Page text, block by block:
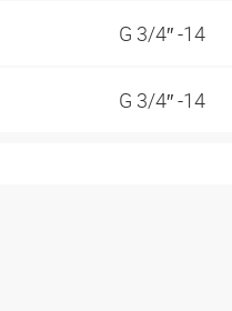
G 3/4″ -14
G 3/4″ -14